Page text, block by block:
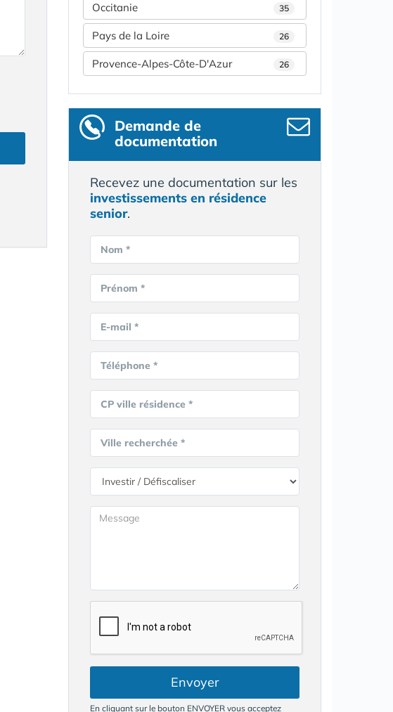
Occitanie 35
Pays de la Loire 26
Provence-Alpes-Côte-D'Azur 26
Demande de
documentation
Recevez une documentation sur les
investissements en résidence
senior.
Nom *
Prénom *
E-mail *
Téléphone *
CP ville résidence *
Ville recherchée *
Envoyer
En cliquant sur le bouton ENVOYER vous acceptez